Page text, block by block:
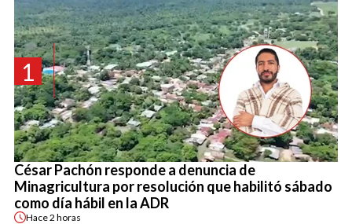
1
César Pachón responde a denuncia de
Minagricultura por resolución que habilitó sábado
como día hábil en la ADR
Hace2 horas